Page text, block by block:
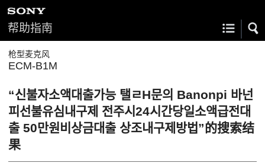
帮助指南
枪型麦克风
ECM-B1M
“신불자소액대출가능 탤ㄹH문의 Banonpi 바넌
피선불유심내구제 전주시24시간당일소액급전대
출 50만원비상금대출 상조내구제방법”的搜索结
果